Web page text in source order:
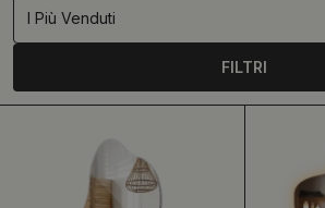
I Più Venduti
FILTRI